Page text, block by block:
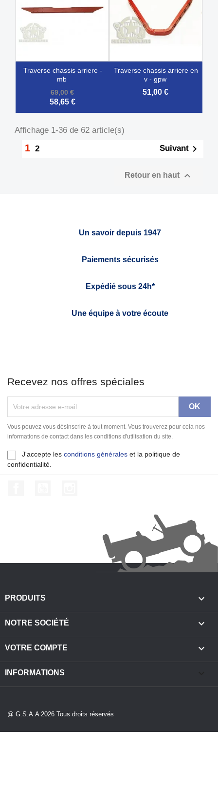
traverse chassis arriere -
mb
69,00 €
58,65 €
traverse chassis arriere en
v - gpw
51,00 €
Affichage 1-36 de 62 article(s)
1 2 Suivant 
Retour en haut 
Un savoir depuis 1947
Paiements sécurisés
Expédié sous 24h*
Une équipe à votre écoute
Recevez nos offres spéciales
Vous pouvez vous désinscrire à tout moment. Vous trouverez pour cela nos
informations de contact dans les conditions d'utilisation du site.
J'accepte les conditions générales et la politique de
confidentialité.
PRODUITS 
NOTRE SOCIÉTÉ 
VOTRE COMPTE 
INFORMATIONS
@ G.S.A.A 2026 Tous droits réservés